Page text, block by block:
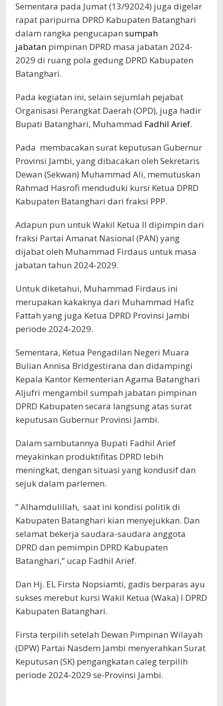
Sementara pada Jumat (13/92024) juga digelar
rapat paripurna DPRD Kabupaten Batanghari
dalam rangka pengucapan sumpah
jabatan pimpinan DPRD masa jabatan 2024-
2029 di ruang pola gedung DPRD Kabupaten
Batanghari.
Pada kegiatan ini, selain sejumlah pejabat
Organisasi Perangkat Daerah (OPD), juga hadir
Bupati Batanghari, Muhammad Fadhil Arief.
Pada membacakan surat keputusan Gubernur
Provinsi Jambi, yang dibacakan oleh Sekretaris
Dewan (Sekwan) Muhammad Ali, memutuskan
Rahmad Hasrofi menduduki kursi Ketua DPRD
Kabupaten Batanghari dari fraksi PPP.
Adapun pun untuk Wakil Ketua II dipimpin dari
fraksi Partai Amanat Nasional (PAN) yang
dijabat oleh Muhammad Firdaus untuk masa
jabatan tahun 2024-2029.
Untuk diketahui, Muhammad Firdaus ini
merupakan kakaknya dari Muhammad Hafiz
Fattah yang juga Ketua DPRD Provinsi Jambi
periode 2024-2029.
Sementara, Ketua Pengadilan Negeri Muara
Bulian Annisa Bridgestirana dan didampingi
Kepala Kantor Kementerian Agama Batanghari
Aljufri mengambil sumpah jabatan pimpinan
DPRD Kabupaten secara langsung atas surat
keputusan Gubernur Provinsi Jambi.
Dalam sambutannya Bupati Fadhil Arief
meyakinkan produktifitas DPRD lebih
meningkat, dengan situasi yang kondusif dan
sejuk dalam parlemen.
” Alhamdulillah, saat ini kondisi politik di
Kabupaten Batanghari kian menyejukkan. Dan
selamat bekerja saudara-saudara anggota
DPRD dan pemimpin DPRD Kabupaten
Batanghari,” ucap Fadhil Arief.
Dan Hj. EL Firsta Nopsiamti, gadis berparas ayu
sukses merebut kursi Wakil Ketua (Waka) I DPRD
Kabupaten Batanghari.
Firsta terpilih setelah Dewan Pimpinan Wilayah
(DPW) Partai Nasdem Jambi menyerahkan Surat
Keputusan (SK) pengangkatan caleg terpilih
periode 2024-2029 se-Provinsi Jambi.